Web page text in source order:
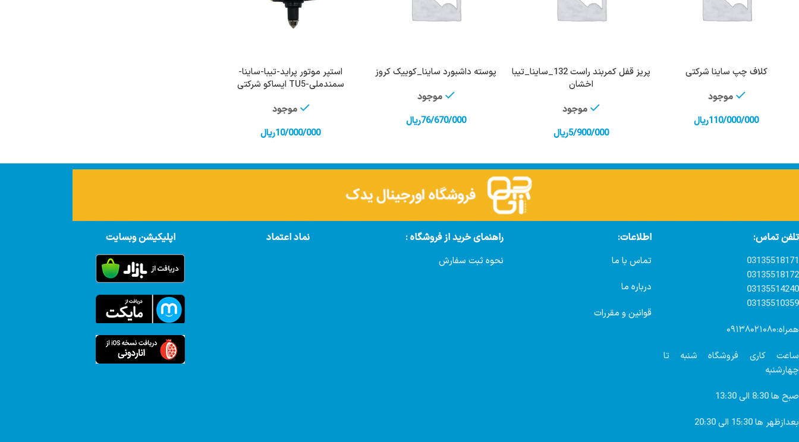
افزودن به سبد خرید
کلاف چپ ساینا شرکتی
موجود
110/000/000ریال
افزودن به سبد خرید
پریز قفل کمربند راست 132_ساینا_تیبا
اخشان
موجود
5/900/000ریال
افزودن به سبد خرید
پوسته داشبورد ساینا_کوییک کروز
موجود
76/670/000ریال
افزودن به سبد خرید
استپر موتور پراید-تیبا-ساینا-
سمندملی-TU5 ایساکو شرکتی
موجود
10/000/000ریال
تلفن تماس:
03135518171
03135518172
03135514240
03135510359
همراه:۰۹۱۳۸۰۲۱۰۸۰
ساعت کاری فروشگاه شنبه تا
چهارشنبه
صبح ها 8:30 الی 13:30
بعدازظهر ها 15:30 الی 20:30
اطلاعات:
تماس با ما
درباره ما
قوانین و مقررات
راهنمای خرید از فروشگاه :
نحوه ثبت سفارش
نماد اعتماد اپلیکیشن وبسایت